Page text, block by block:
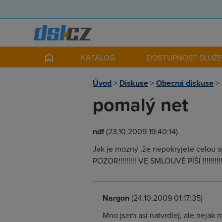
KATALOG DOSTUPNOST
Úvod> Diskuse>Obecná diskuse>
pomalý net
ndf(23.10.2009 19:40:14)
Jak je mozný ,že nepokryjete celou
POZOR!!!!!!!!! VE SMLOUVĚ PÍŠÍ
Nargon(24.10.2009 01:17:35)
Mno jsem asi natvrdlej, ale nejak